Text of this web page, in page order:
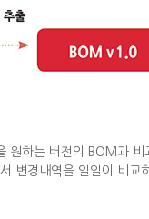
원하는 버전의 BOM과 비
변경내역을 일일이 비